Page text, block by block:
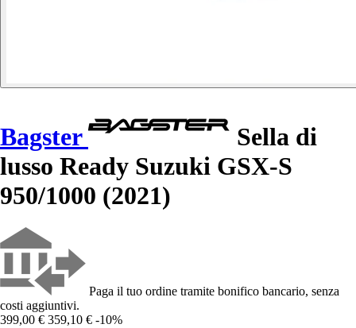
Bagster
Sella di
lusso Ready Suzuki GSX-S
950/1000 (2021)
Paga il tuo ordine tramite bonifico bancario, senza
costi aggiuntivi.
399,00 € 359,10 € -10%